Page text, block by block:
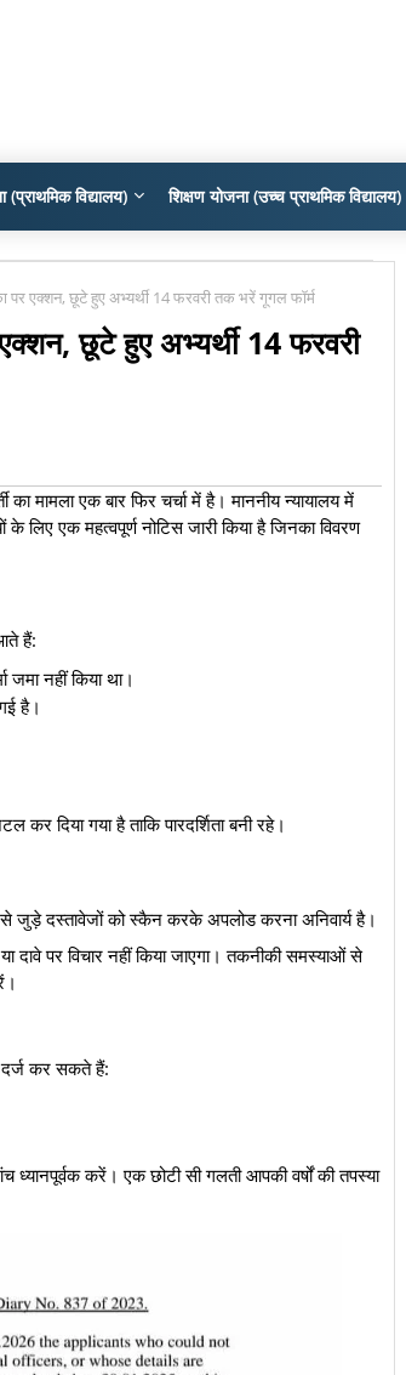
(प्राथमिक विद्यालय) शिक्षण योजना (उच्च प्राथमिक विद्यालय)
पर एक्शन, छूटे हुए अभ्यर्थी 14 फरवरी तक भरें गूगल फॉर्म
छूटे हुए अभ्यर्थी 14 फरवरी
मामला एक बार फिर चर्चा में है। माननीय न्यायालय में
एक महत्वपूर्ण नोटिस जारी किया है जिनका विवरण
हैं:
जमा नहीं किया था।
है।
कर दिया गया है ताकि पारदर्शिता बनी रहे।
जुड़े दस्तावेजों को स्कैन करके अपलोड करना अनिवार्य है।
दावे पर विचार नहीं किया जाएगा। तकनीकी समस्याओं से
दर्ज कर सकते हैं:
करें। एक छोटी सी गलती आपकी वर्षों की तपस्या